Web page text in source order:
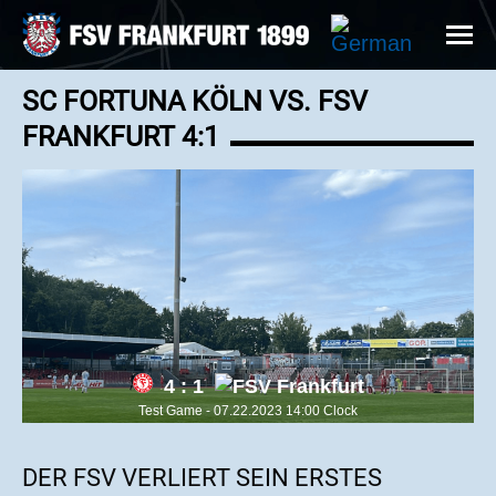
SC FORTUNA KÖLN VS. FSV
FRANKFURT 4:1
4 : 1
Test Game - 07.22.2023 14:00 Clock
DER FSV VERLIERT SEIN ERSTES